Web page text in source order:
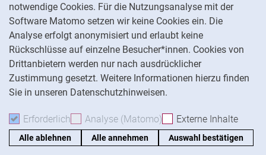
notwendige Cookies. Für die Nutzungsanalyse mit der
Software Matomo setzen wir keine Cookies ein. Die
Analyse erfolgt anonymisiert und erlaubt keine
Rückschlüsse auf einzelne Besucher*innen. Cookies von
Drittanbietern werden nur nach ausdrücklicher
Zustimmung gesetzt. Weitere Informationen hierzu finden
Sie in unseren Datenschutzhinweisen.
Erforderlich Erforderliche Cookies akzeptieren
Analyse (Matomo) Analyse-Cookies
Externe Inhalte
Alle ablehnen Alle annehmen Auswahl bestätigen
Panopto
Datenschutz
Barrierefreiheit
Transparenter KI-Einsatz